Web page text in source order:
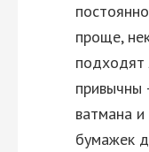
проще,
подходят
привычны
ватмана
бумажек